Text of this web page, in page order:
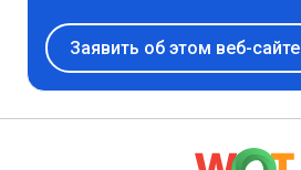
Заявить об этом веб-сайте